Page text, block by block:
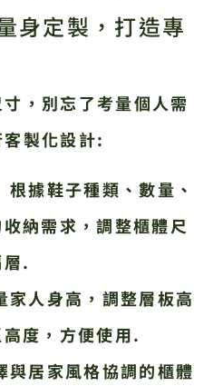
身定製，打造專
，別忘了考量個人需
製化設計:
根據鞋子種類、數量、
納需求，調整櫃體尺
.
家人身高，調整層板高
度，方便使用.
與居家風格協調的櫃體